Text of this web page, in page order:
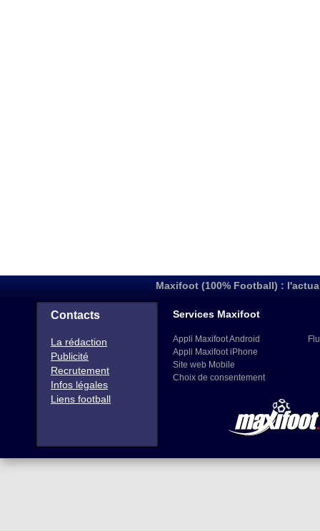
Maxifoot (100% Football) :
Contacts
La rédaction
Publicité
Recrutement
Infos légales
Liens football
Services Maxifoot
Appli Maxifoot Android
Appli Maxifoot iPhone
Site web Mobile
Choix de consentement